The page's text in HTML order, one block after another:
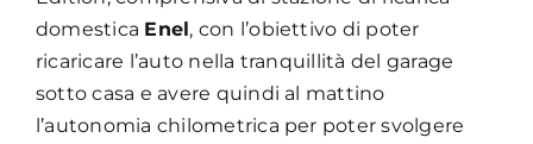
domestica Enel, con l’obiettivo di poter
ricaricare l’auto nella tranquillità del garage
sotto casa e avere quindi al mattino
l’autonomia chilometrica per poter svolgere